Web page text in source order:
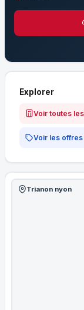
Explorer
Voir toutes
Voir les offres
Trianon nyon